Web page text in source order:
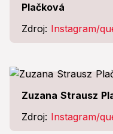
Plačková
Zdroj: Instagram/
Zuzana Strausz
Zdroj: Instagram/